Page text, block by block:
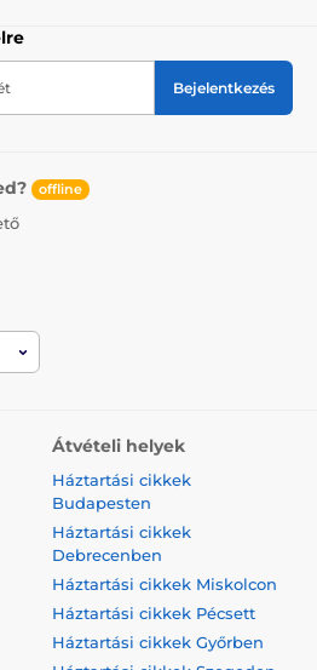
Bejelentkezés
offline
Átvételi helyek
Háztartási cikkek
Budapesten
Háztartási cikkek
Debrecenben
Háztartási cikkek Miskolcon
Háztartási cikkek Pécsett
Háztartási cikkek Győrben